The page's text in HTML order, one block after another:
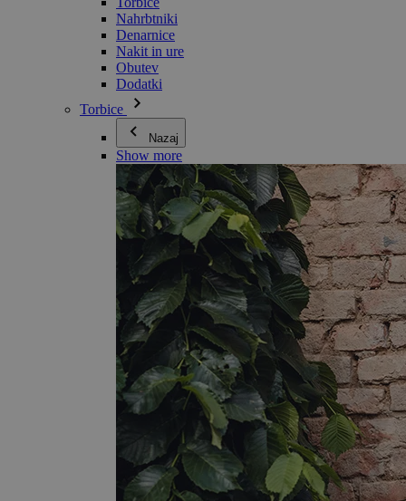
Nahrbtniki
Denarnice
Nakit in ure
Obutev
Dodatki
Torbice
Nazaj
Show more